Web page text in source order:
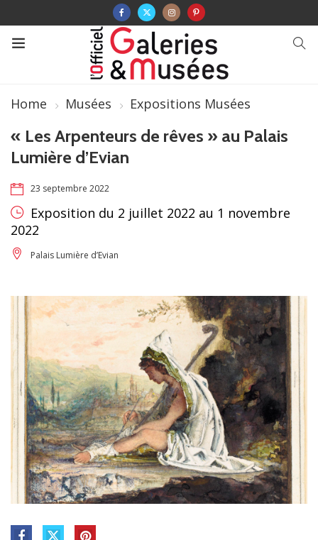
Home Musées Expositions Musées
« Les Arpenteurs de rêves » au Palais
Lumière d’Evian
23 septembre 2022
Exposition du 2 juillet 2022 au 1 novembre
2022
Palais Lumière d’Evian